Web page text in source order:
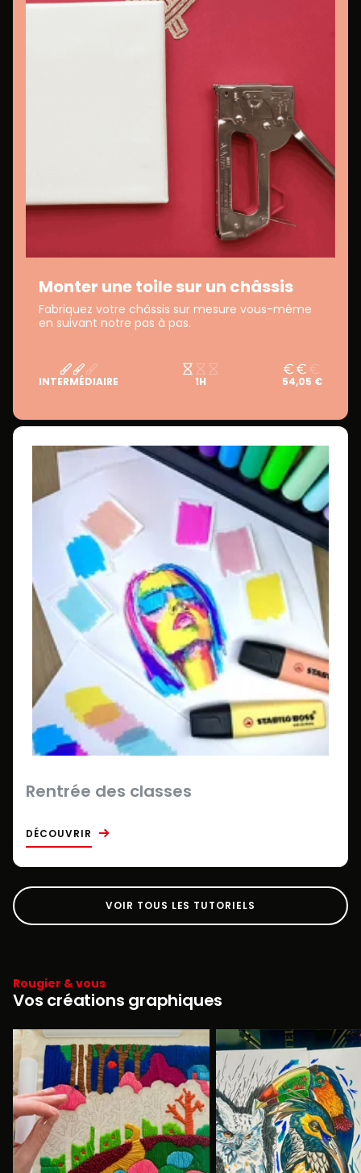
Monter une toile sur un châssis
Fabriquez votre châssis sur mesure vous-même
en suivant notre pas à pas.
INTERMÉDIAIRE 1H 54,05 €
Rentrée des classes
DÉCOUVRIR
VOIR TOUS LES TUTORIELS
Rougier & vous
Vos créations graphiques